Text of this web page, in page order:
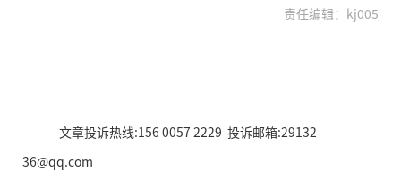
责任编辑：kj005
文章投诉热线:156 0057 2229 投诉邮箱:29132
36@qq.com